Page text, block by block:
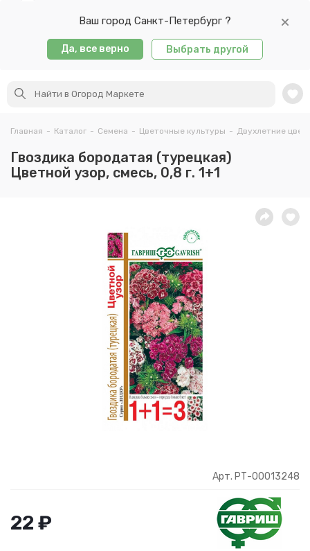
Ваш город Санкт-Петербург ?
Да, все верно Выбрать другой
Главная - Каталог - Семена - Цветочные культуры - Двухлетние
Гвоздика бородатая (турецкая)
Цветной узор, смесь, 0,8 г. 1+1
Арт. РТ-00013248
22 ₽